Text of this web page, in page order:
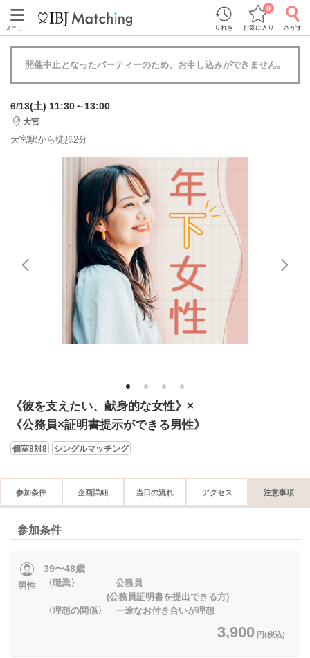
メニュー りれき お気に入り
0
さがす
開催中止となったパーティーのため、お申し込みができません。
6/13(土) 11:30～13:00
大宮
大宮駅から徒歩2分
1 2 3 4
《彼を支えたい、献身的な女性》×
《公務員×証明書提示ができる男性》
個室8対8 シングルマッチング
参加条件 企画詳細 当日の流れ アクセス 注意事項
参加条件
男性
39〜48歳
〈職業〉 公務員
(公務員証明書を提出できる方)
〈理想の関係〉 一途なお付き合いが理想
3,900 円(税込)